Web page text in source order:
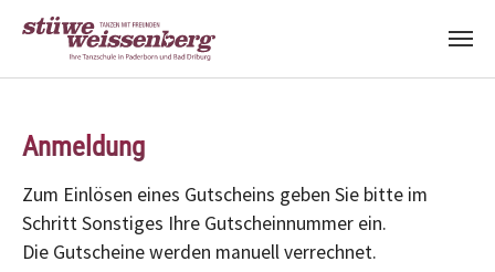
Anmeldung
Zum Einlösen eines Gutscheins geben Sie bitte im
Schritt Sonstiges Ihre Gutscheinnummer ein.
Die Gutscheine werden manuell verrechnet.